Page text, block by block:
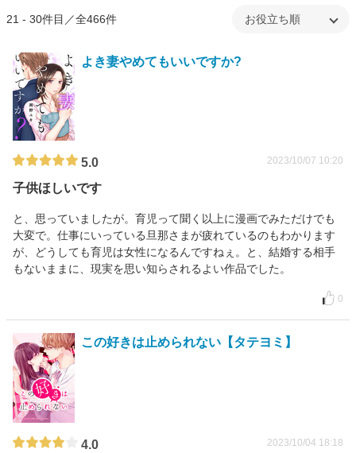
21 - 30件目／全466件
よき妻やめてもいいですか?
5.0 2023/10/07 10:20
子供ほしいです
と、思っていましたが。育児って聞く以上に漫画でみただけでも
大変で。仕事にいっている旦那さまが疲れているのもわかります
が、どうしても育児は女性になるんですねぇ。と、結婚する相手
もないままに、現実を思い知らされるよい作品でした。
0
この好きは止められない【タテヨミ】
4.0 2023/10/04 18:18